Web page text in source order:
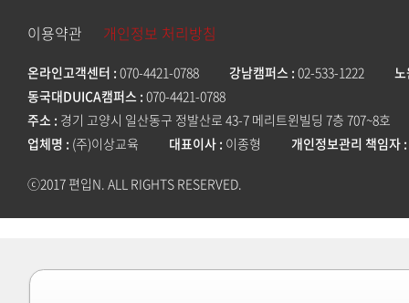
이용약관 개인정보 처리방침
온라인고객센터 070-4421-0788 강남캠퍼스 02-533-1222
동국대DUICA캠퍼스 070-4421-0788
주소 경기 고양시 일산동구 정발산로 43-7 메리트윈빌딩 7층 707~8호
업체명 (주)이상교육 대표이사 이종형 개인정보관리 책임자
ⓒ2017 편입N. ALL RIGHTS RESERVED.